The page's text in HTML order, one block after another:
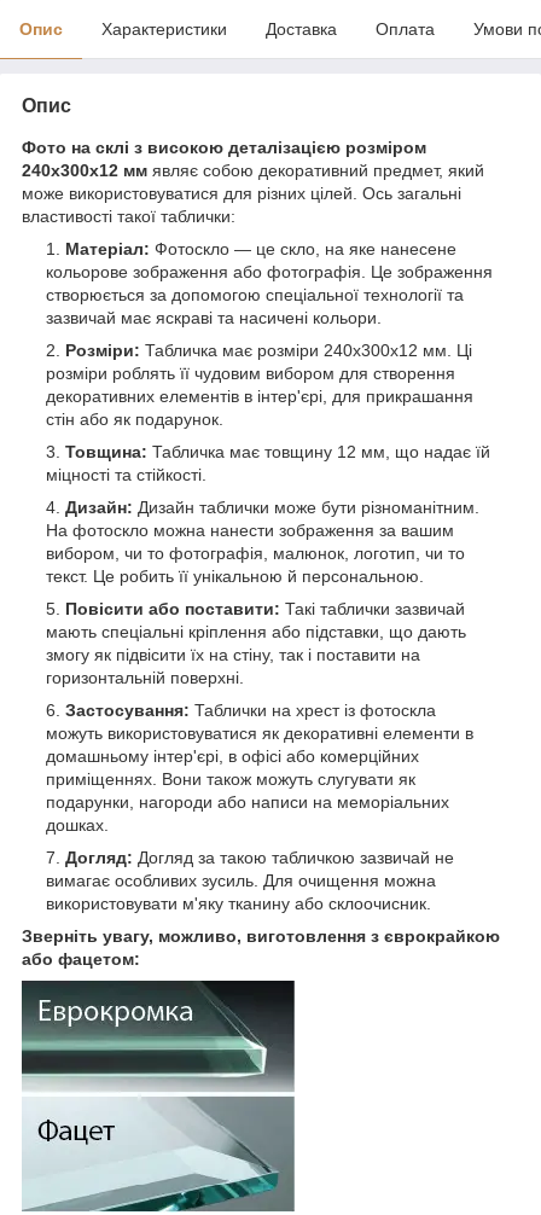
Опис Характеристики Доставка Оплата Умови
Опис
Фото на склі з високою деталізацією розміром
240х300x12 мм являє собою декоративний предмет, який
може використовуватися для різних цілей. Ось загальні
властивості такої таблички:
Матеріал: Фотоскло — це скло, на яке нанесене
кольорове зображення або фотографія. Це зображення
створюється за допомогою спеціальної технології та
зазвичай має яскраві та насичені кольори.
Розміри: Табличка має розміри 240х300х12 мм. Ці
розміри роблять її чудовим вибором для створення
декоративних елементів в інтер'єрі, для прикрашання
стін або як подарунок.
Товщина: Табличка має товщину 12 мм, що надає їй
міцності та стійкості.
Дизайн: Дизайн таблички може бути різноманітним.
На фотоскло можна нанести зображення за вашим
вибором, чи то фотографія, малюнок, логотип, чи то
текст. Це робить її унікальною й персональною.
Повісити або поставити: Такі таблички зазвичай
мають спеціальні кріплення або підставки, що дають
змогу як підвісити їх на стіну, так і поставити на
горизонтальній поверхні.
Застосування: Таблички на хрест із фотоскла
можуть використовуватися як декоративні елементи в
домашньому інтер'єрі, в офісі або комерційних
приміщеннях. Вони також можуть слугувати як
подарунки, нагороди або написи на меморіальних
дошках.
Догляд: Догляд за такою табличкою зазвичай не
вимагає особливих зусиль. Для очищення можна
використовувати м'яку тканину або склоочисник.
Зверніть увагу, можливо, виготовлення з єврокрайкою
або фацетом: